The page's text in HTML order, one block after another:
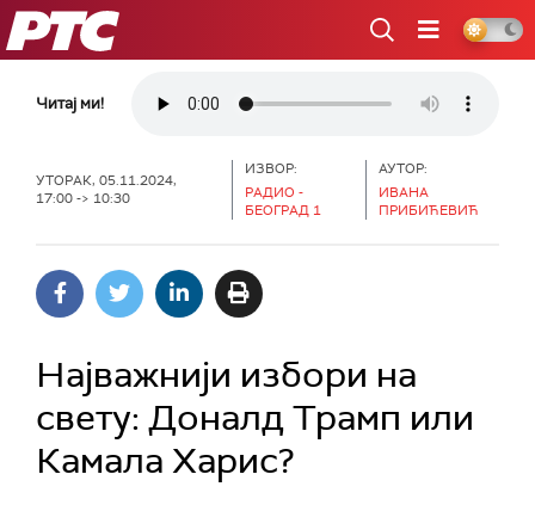
РТС
Читај ми!
УТОРАК, 05.11.2024,
17:00 -> 10:30
ИЗВОР:
РАДИО -
БЕОГРАД 1
АУТОР:
ИВАНА
ПРИБИЋЕВИЋ
Најважнији избори на
свету: Доналд Трамп или
Камала Харис?